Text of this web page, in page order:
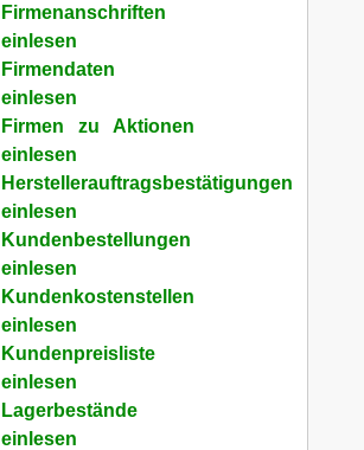
Firmenanschriften
einlesen
Firmendaten
einlesen
Firmen zu Aktionen
einlesen
Herstellerauftragsbestätigungen
einlesen
Kundenbestellungen
einlesen
Kundenkostenstellen
einlesen
Kundenpreisliste
einlesen
Lagerbestände
einlesen